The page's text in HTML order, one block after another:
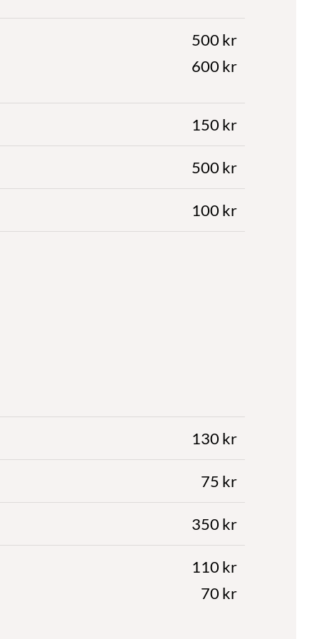
500 kr
600 kr
150 kr
500 kr
100 kr
130 kr
75 kr
350 kr
110 kr
70 kr